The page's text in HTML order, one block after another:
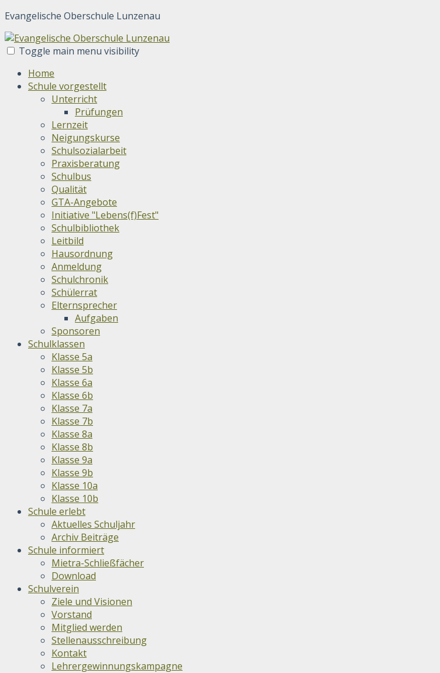
Evangelische Oberschule Lunzenau
Toggle main menu visibility
Home
Schule vorgestellt
Unterricht
Prüfungen
Lernzeit
Neigungskurse
Schulsozialarbeit
Praxisberatung
Schulbus
Qualität
GTA-Angebote
Initiative "Lebens(f)Fest"
Schulbibliothek
Leitbild
Hausordnung
Anmeldung
Schulchronik
Schülerrat
Elternsprecher
Aufgaben
Sponsoren
Schulklassen
Klasse 5a
Klasse 5b
Klasse 6a
Klasse 6b
Klasse 7a
Klasse 7b
Klasse 8a
Klasse 8b
Klasse 9a
Klasse 9b
Klasse 10a
Klasse 10b
Schule erlebt
Aktuelles Schuljahr
Archiv Beiträge
Schule informiert
Mietra-Schließfächer
Download
Schulverein
Ziele und Visionen
Vorstand
Mitglied werden
Stellenausschreibung
Kontakt
Lehrergewinnungskampagne